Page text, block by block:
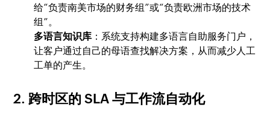
给“负责南美市场的财务组”或“负责欧洲市场的技术
组”。
多语言知识库 ：系统支持构建多语言自助服务门户，
让客户通过自己的母语查找解决方案，从而减少人工
工单的产生。
2. 跨时区的 SLA 与工作流自动化